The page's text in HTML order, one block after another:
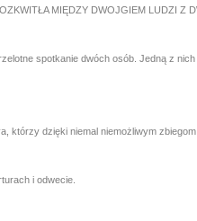
MIĘDZY DWOJGIEM LUDZI
spotkanie dwóch osób. Jedną z
którzy dzięki niemal niemożliwym
i odwecie.